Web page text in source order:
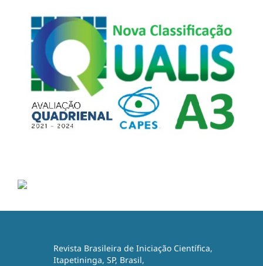
Revista Brasileira de Iniciação Científica,
Itapetininga, SP, Brasil,